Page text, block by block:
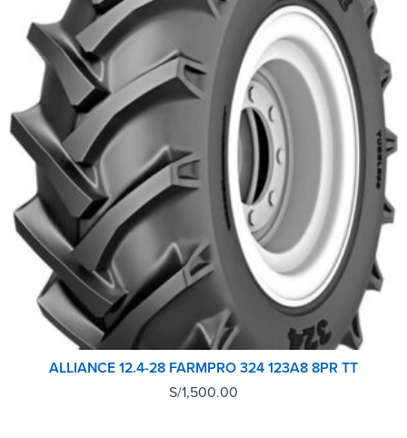
ALLIANCE 12.4-28 FARMPRO 324 123A8 8PR TT
S/1,500.00